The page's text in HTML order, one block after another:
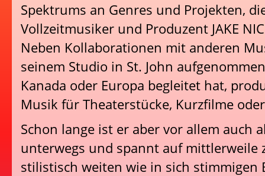
Spektrums an Genres und Projekten,
Vollzeitmusiker und Produzent JAKE
Neben Kollaborationen mit anderen
seinem Studio in St. John
Kanada oder Europa begleitet hat,
Musik für Theaterstücke, Kurzfilme
Schon lange ist er aber vor allem auch
unterwegs und spannt auf mittlerweile
stilistisch weiten wie in sich stimmigen